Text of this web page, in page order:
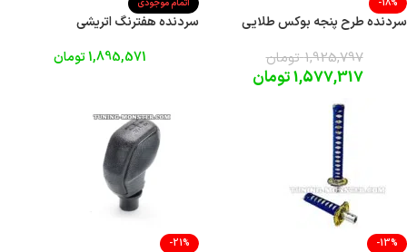
-18%
سردنده طرح پنجه بوکس طلایی
1,925,797 تومان
1,577,317تومان
اتمام موجودی
سردنده هفترنگ اتریشی
1,895,571تومان
-13%
-21%